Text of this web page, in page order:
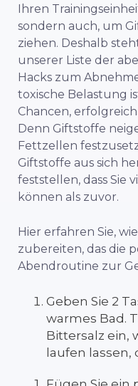
Ihren
sondern auch, um
ziehen. Deshalb
unserer Liste der
Hacks zum
toxische Belastung
Chancen,
Denn Giftstoffe
Fettzellen
Giftstoffe aus sich
feststellen, dass Sie
können als zuvor.
Hier erfahren Sie,
zubereiten, das die
Abendroutine zur
Geben Sie 2
warmes Bad.
Bittersalz ein,
laufen lassen,